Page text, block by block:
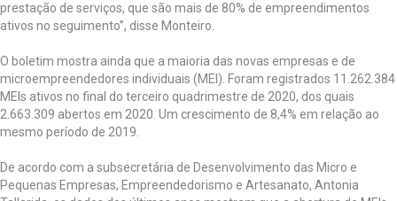
prestação de serviços, que são mais de 80% de empreendimentos
ativos no seguimento”, disse Monteiro.
O boletim mostra ainda que a maioria das novas empresas e de
microempreendedores individuais (MEI). Foram registrados 11.262.384
MEIs ativos no final do terceiro quadrimestre de 2020, dos quais
2.663.309 abertos em 2020. Um crescimento de 8,4% em relação ao
mesmo período de 2019.
De acordo com a subsecretária de Desenvolvimento das Micro e
Pequenas Empresas, Empreendedorismo e Artesanato, Antonia